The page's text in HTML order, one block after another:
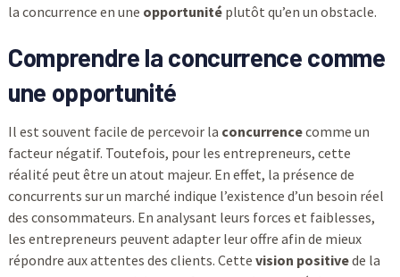
la concurrence en une opportunitéplutôt qu’en un obstacle.
Comprendre la concurrence comme
une opportunité
Il est souvent facile de percevoir la concurrencecomme un
facteur négatif. Toutefois, pour les entrepreneurs, cette
réalité peut être un atout majeur. En effet, la présence de
concurrents sur un marché indique l’existence d’un besoin réel
des consommateurs. En analysant leurs forces et faiblesses,
les entrepreneurs peuvent adapter leur offre afin de mieux
répondre aux attentes des clients. Cette vision positivede la